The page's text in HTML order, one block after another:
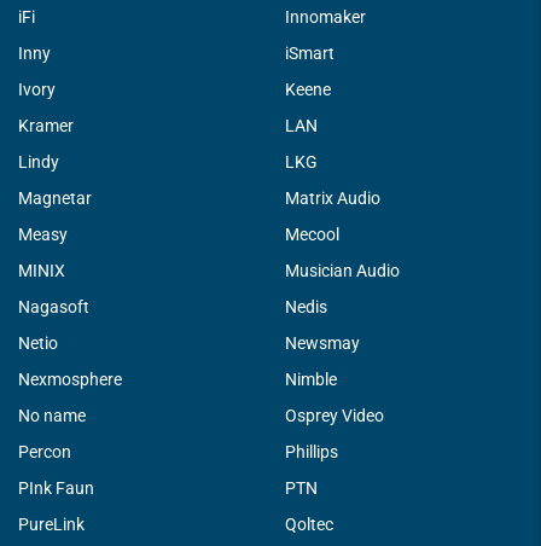
iFi
Innomaker
Inny
iSmart
Ivory
Keene
Kramer
LAN
Lindy
LKG
Magnetar
Matrix Audio
Measy
Mecool
MINIX
Musician Audio
Nagasoft
Nedis
Netio
Newsmay
Nexmosphere
Nimble
No name
Osprey Video
Percon
Phillips
PInk Faun
PTN
PureLink
Qoltec